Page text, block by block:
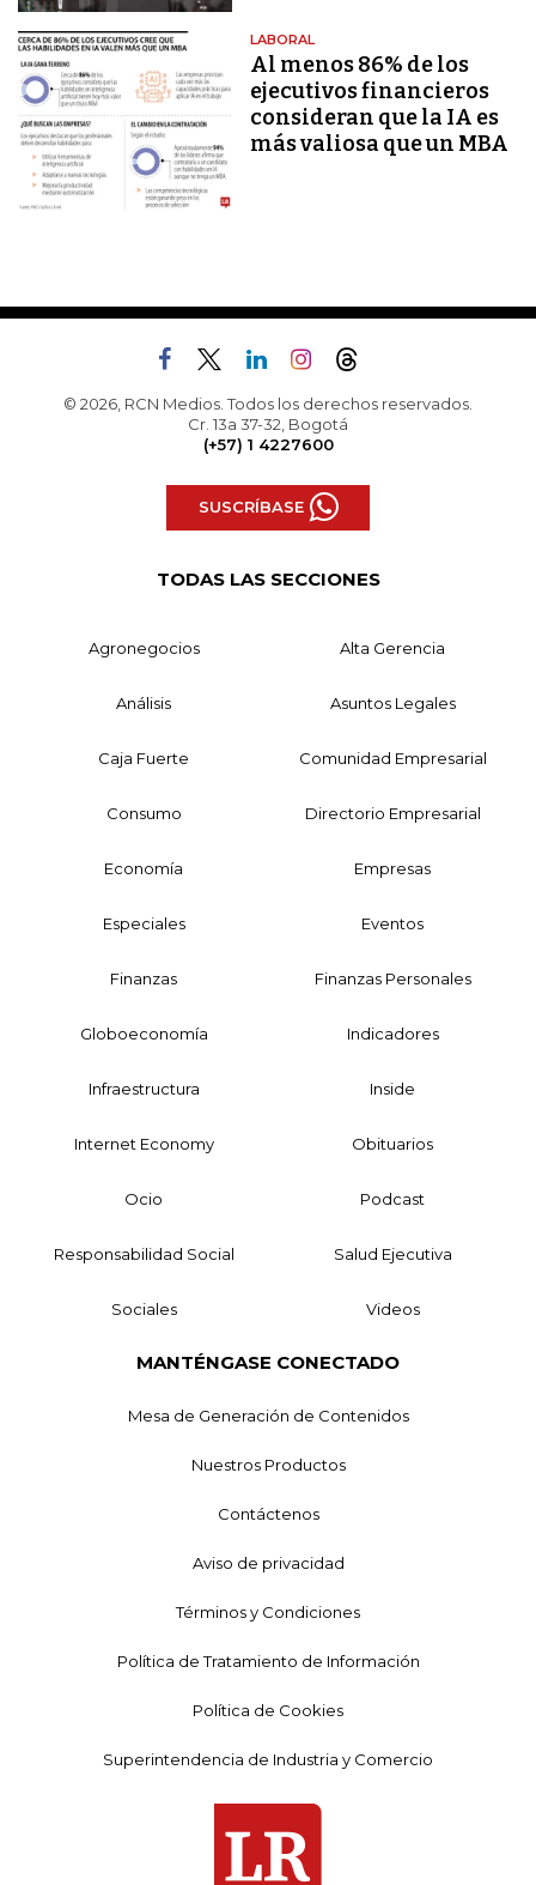
LABORAL
Al menos 86% de los
ejecutivos financieros
consideran que la IA es
más valiosa que un MBA
© 2026, RCN Medios. Todos los derechos reservados.
Cr. 13a 37-32, Bogotá
(+57) 1 4227600
SUSCRÍBASE
TODAS LAS SECCIONES
Agronegocios Alta Gerencia
Análisis Asuntos Legales
Caja Fuerte Comunidad Empresarial
Consumo Directorio Empresarial
Economía Empresas
Especiales Eventos
Finanzas Finanzas Personales
Globoeconomía Indicadores
Infraestructura Inside
Internet Economy Obituarios
Ocio Podcast
Responsabilidad Social Salud Ejecutiva
Sociales Videos
MANTÉNGASE CONECTADO
Mesa de Generación de Contenidos
Nuestros Productos
Contáctenos
Aviso de privacidad
Términos y Condiciones
Política de Tratamiento de Información
Política de Cookies
Superintendencia de Industria y Comercio